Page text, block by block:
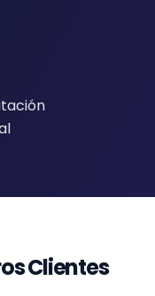
Clientes